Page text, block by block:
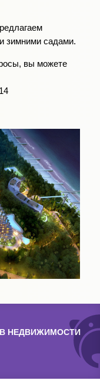
зимними садами.
вы можете
НЕДВИЖИМОСТИ